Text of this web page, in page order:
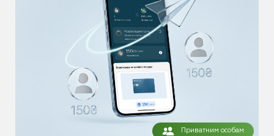
Приватним особам